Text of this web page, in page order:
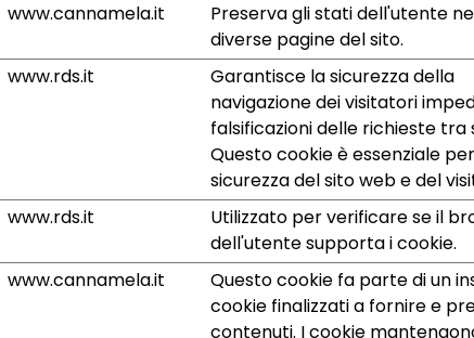
www.cannamela.it
Preserva gli stati dell'utente
diverse pagine del sito.
www.rds.it
Garantisce la sicurezza della
navigazione dei visitatori
falsificazioni delle richieste tra
Questo cookie è essenziale
sicurezza del sito web e del
www.rds.it
Utilizzato per verificare se il
dell'utente supporta i cookie.
www.cannamela.it
Questo cookie fa parte di un
cookie finalizzati a fornire e
contenuti. I cookie